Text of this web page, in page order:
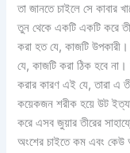
তা জানতে চাইলে সে কাবার
তুন থেকে একটি একটি করে
করা হত যে, কাজটি উপকারী।
যে, কাজটি করা ঠিক হবে না।
করার কারণ এই যে, তারা এ
কয়েকজন শরীক হয়ে উট
করে এসব জুয়ার তীরের
অংশের চাইতে কম এবং কেউ